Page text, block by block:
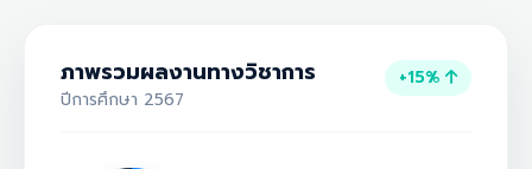
ภาพรวมผลงานทางวิชาการ
ปีการศึกษา 2567
+15%